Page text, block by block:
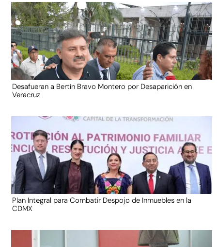
Desafueran a Bertín Bravo Montero por Desaparición en
Veracruz
Plan Integral para Combatir Despojo de Inmuebles en la
CDMX